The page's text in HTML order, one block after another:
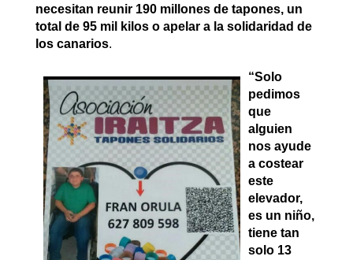
necesitan reunir 190 millones de tapones, un
total de 95 mil kilos o apelar a la solidaridad de
los canarios.
“Solo
pedimos
que
alguien
nos ayude
a costear
este
elevador,
es un niño,
tiene tan
solo 13